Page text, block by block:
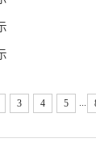
3 4 5 ...